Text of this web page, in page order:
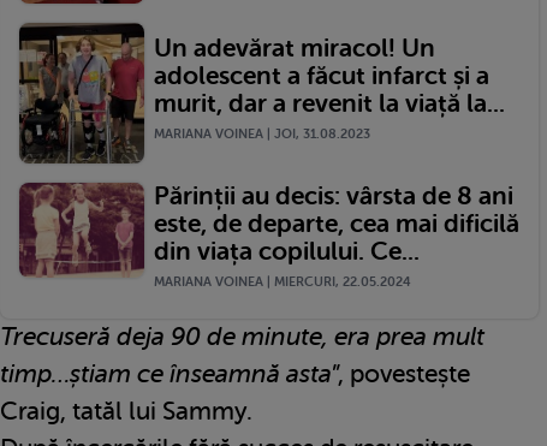
Un adevărat miracol! Un
adolescent a făcut infarct și a
murit, dar a revenit la viață la...
MARIANA VOINEA | JOI, 31.08.2023
Părinții au decis: vârsta de 8 ani
este, de departe, cea mai dificilă
din viața copilului. Ce...
MARIANA VOINEA | MIERCURI, 22.05.2024
Trecuseră deja 90 de minute, era prea mult
timp…știam ce înseamnă asta”, povestește
Craig, tatăl lui Sammy.